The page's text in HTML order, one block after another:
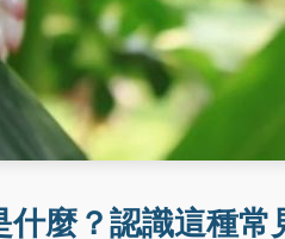
什麼？認識這種常